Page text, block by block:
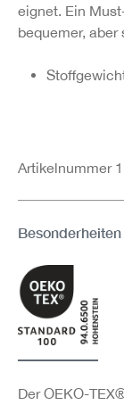
eignet. Ein
bequemer,
Artikelnummer
Besonderheiten
Der OEKO-